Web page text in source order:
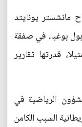
مانشستر يونايتد
بول بوغبا، في صفقة
قدرتها تقارير
الرياضية في
السبب الكامن